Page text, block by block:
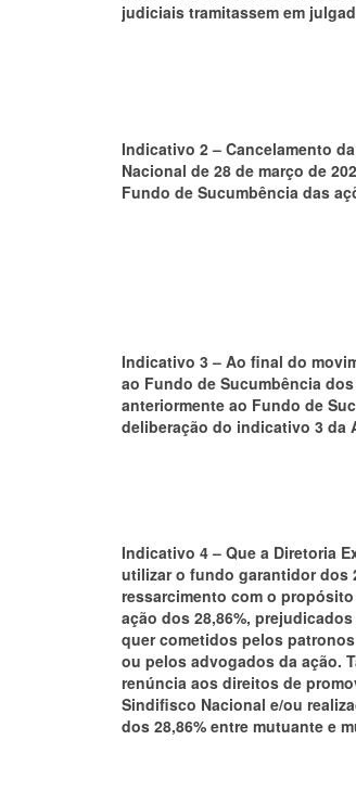
judiciais tramitassem em
Indicativo 2 – Cancelamento
Nacional de 28 de março de
Fundo de Sucumbência das
Indicativo 3 – Ao final do
ao Fundo de Sucumbência
anteriormente ao Fundo de
deliberação do indicativo 3 da
Indicativo 4 – Que a Diretoria
utilizar o fundo garantidor dos
ressarcimento com o
ação dos 28,86%,
quer cometidos pelos
ou pelos advogados da ação.
renúncia aos direitos de
Sindifisco Nacional e/ou
dos 28,86% entre mutuante e